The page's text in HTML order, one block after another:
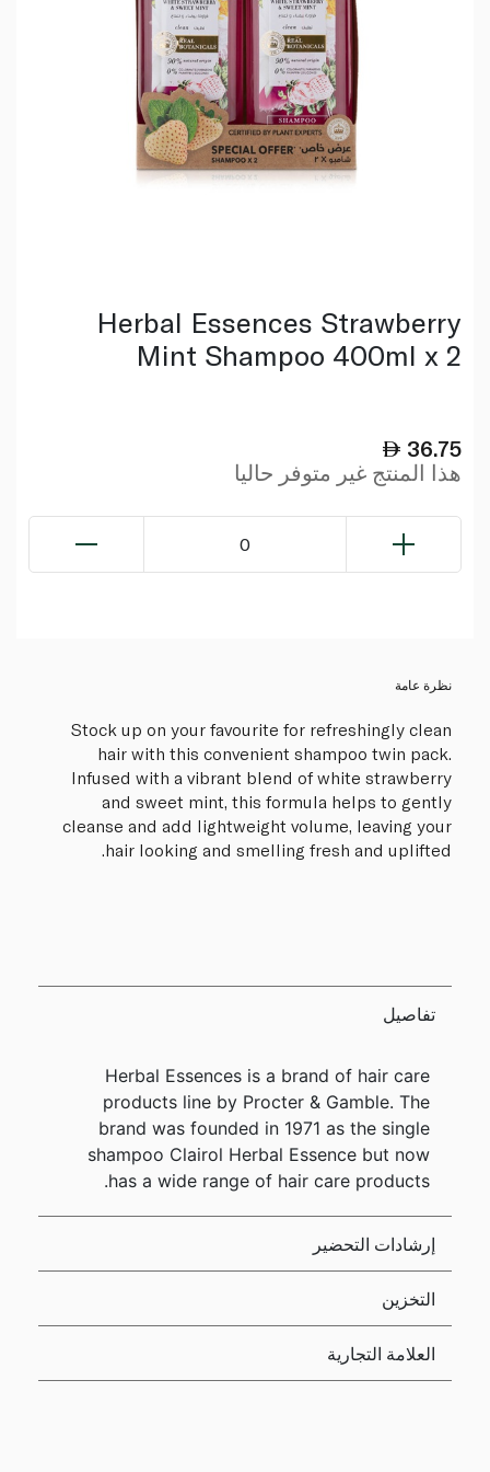
Herbal Essences Strawberry
Mint Shampoo 400ml x 2
36.75
هذا المنتج غير متوفر حاليا
0
نظرة عامة
Stock up on your favourite for refreshingly clean
hair with this convenient shampoo twin pack.
Infused with a vibrant blend of white strawberry
and sweet mint, this formula helps to gently
cleanse and add lightweight volume, leaving your
hair looking and smelling fresh and uplifted.
تفاصيل
Herbal Essences is a brand of hair care
products line by Procter & Gamble. The
brand was founded in 1971 as the single
shampoo Clairol Herbal Essence but now
has a wide range of hair care products.
إرشادات التحضير
التخزين
العلامة التجارية